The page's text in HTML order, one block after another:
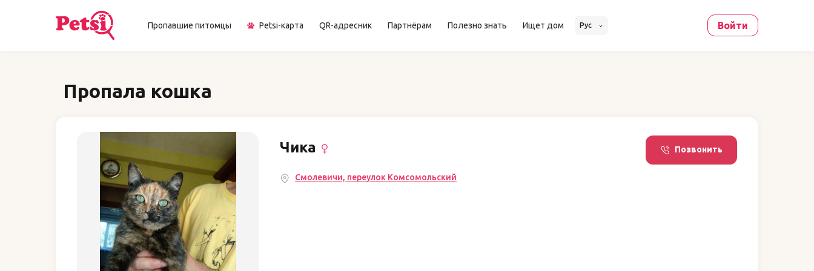
Пропавшие питомцы Petsi-карта QR-адресник Партнёрам Полезно знать Ищет дом Рус Войти
Пропала кошка
Чика Позвонить
Смолевичи, переулок Комсомольский